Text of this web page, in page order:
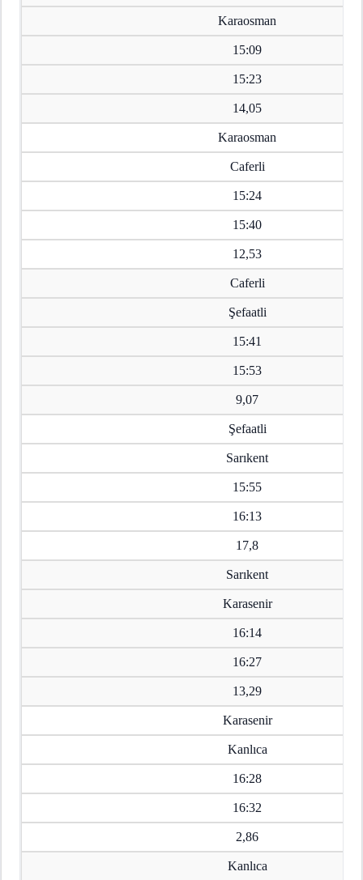
Karaosman
15:09
15:23
14,05
Karaosman
Caferli
15:24
15:40
12,53
Caferli
Şefaatli
15:41
15:53
9,07
Şefaatli
Sarıkent
15:55
16:13
17,8
Sarıkent
Karasenir
16:14
16:27
13,29
Karasenir
Kanlıca
16:28
16:32
2,86
Kanlıca